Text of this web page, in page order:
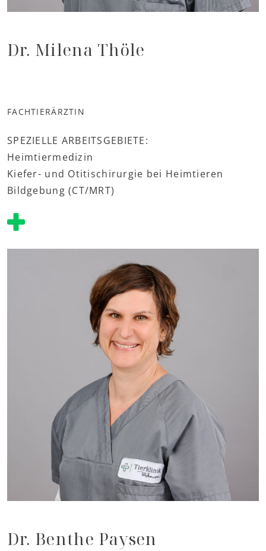
Dr. Milena Thöle
FACHTIERÄRZTIN
SPEZIELLE ARBEITSGEBIETE:
Heimtiermedizin
Kiefer- und Otitischirurgie bei Heimtieren
Bildgebung (CT/MRT)
Dr. Benthe Paysen